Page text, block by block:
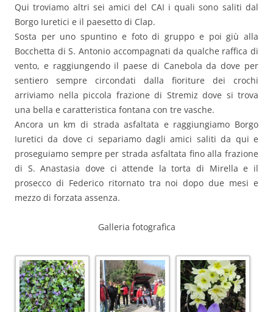
Qui troviamo altri sei amici del CAI i quali sono saliti dal
Borgo Iuretici e il paesetto di Clap.
Sosta per uno spuntino e foto di gruppo e poi giù alla
Bocchetta di S. Antonio accompagnati da qualche raffica di
vento, e raggiungendo il paese di Canebola da dove per
sentiero sempre circondati dalla fioriture dei crochi
arriviamo nella piccola frazione di Stremiz dove si trova
una bella e caratteristica fontana con tre vasche.
Ancora un km di strada asfaltata e raggiungiamo Borgo
Iuretici da dove ci separiamo dagli amici saliti da qui e
proseguiamo sempre per strada asfaltata fino alla frazione
di S. Anastasia dove ci attende la torta di Mirella e il
prosecco di Federico ritornato tra noi dopo due mesi e
mezzo di forzata assenza.
Galleria fotografica